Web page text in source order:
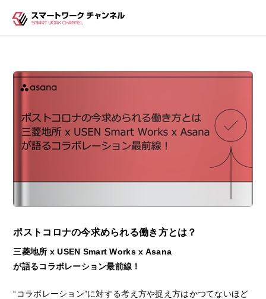
ポストコロナの今求められる働き方とは？
三菱地所 x USEN Smart Works x Asana
が語るコラボレーション最前線！
“コラボレーション”に対する考え方や捉え方はかつてないほど